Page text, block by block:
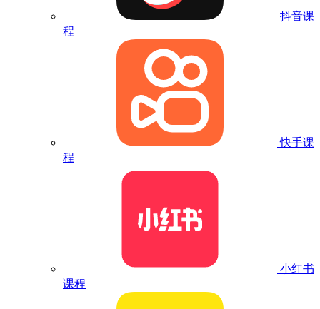
抖音课
程
快手课
程
小红书
课程